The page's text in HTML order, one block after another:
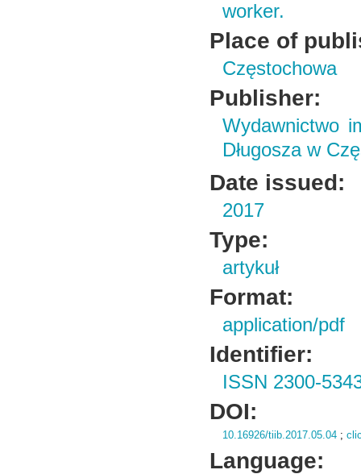
worker.
Place of
Częstochowa
Publisher:
Wydawnictwo
Długosza w
Date issued:
2017
Type:
artykuł
Format:
application/pdf
Identifier:
ISSN 2300-
DOI:
10.16926/tiib.2017.05.04 ;
Language: